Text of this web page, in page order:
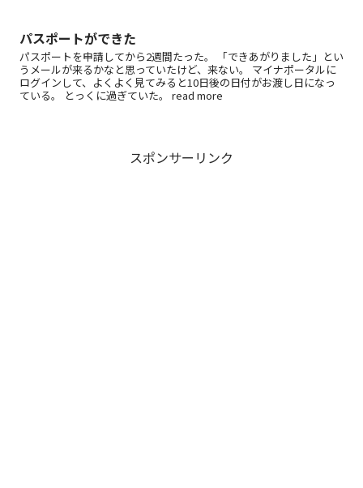
パスポートができた
パスポートを申請してから2週間たった。 「できあがりました」とい
うメールが来るかなと思っていたけど、来ない。 マイナポータルに
ログインして、よくよく見てみると10日後の日付がお渡し日になっ
ている。 とっくに過ぎていた。 read more
スポンサーリンク